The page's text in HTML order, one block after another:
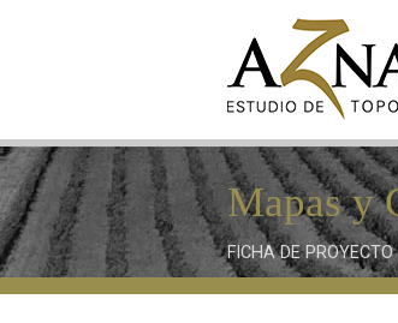
Mapas y
FICHA DE PROYECTO